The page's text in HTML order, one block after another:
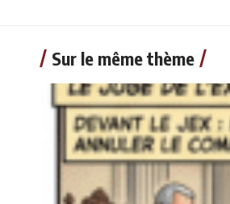
Sur le même thème